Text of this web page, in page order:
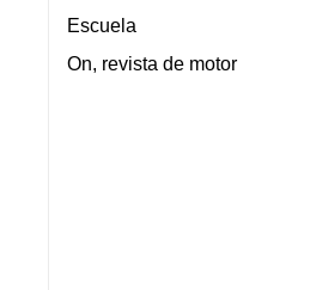
Escuela
On, revista de motor